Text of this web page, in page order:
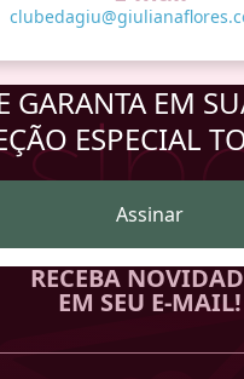
e disponibilidade de
GARANTA EM
ESPECIAL
Assinar
RECEBA
EM SEU E-MAIL!